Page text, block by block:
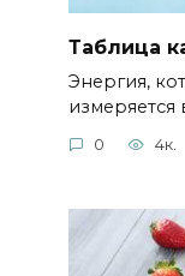
Таблица
Энергия,
измеряется
0 4к.